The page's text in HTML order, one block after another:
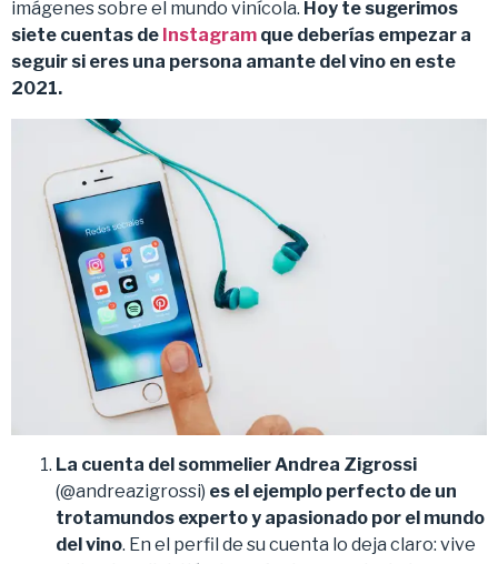
imágenes sobre el mundo vinícola. Hoy te sugerimos
siete cuentas de Instagram que deberías empezar a
seguir si eres una persona amante del vino en este
2021.
La cuenta del sommelier Andrea Zigrossi
(@andreazigrossi) es el ejemplo perfecto de un
trotamundos experto y apasionado por el mundo
del vino. En el perfil de su cuenta lo deja claro: vive